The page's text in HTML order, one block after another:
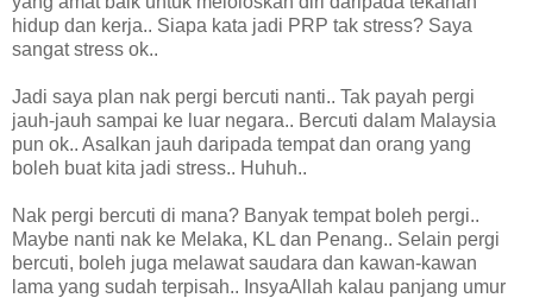
hidup dan kerja.. Siapa kata jadi PRP tak stress? Saya
sangat stress ok..
Jadi saya plan nak pergi bercuti nanti.. Tak payah pergi
jauh-jauh sampai ke luar negara.. Bercuti dalam Malaysia
pun ok.. Asalkan jauh daripada tempat dan orang yang
boleh buat kita jadi stress.. Huhuh..
Nak pergi bercuti di mana? Banyak tempat boleh pergi..
Maybe nanti nak ke Melaka, KL dan Penang.. Selain pergi
bercuti, boleh juga melawat saudara dan kawan-kawan
lama yang sudah terpisah.. InsyaAllah kalau panjang umur